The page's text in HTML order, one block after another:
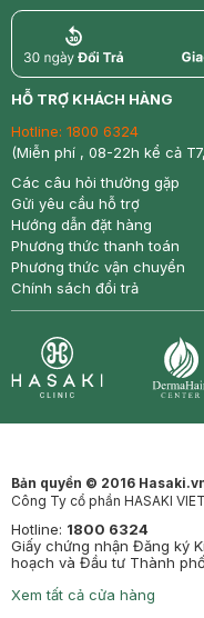
return
HỖ TRỢ KHÁCH HÀNG
Hotline: 1800 6324
(Miễn phí , 08-22h kể cả
Các câu hỏi thường gặp
Gửi yêu cầu hỗ trợ
Hướng dẫn đặt hàng
Phương thức thanh toán
Phương thức vận chuyển
Chính sách đổi trả
Bản quyền © 2016
Công Ty cổ phần HASAKI
Hotline: 1800 6324
Giấy chứng nhận Đăng ký
hoạch và Đầu tư Thành
Xem tất cả cửa hàng